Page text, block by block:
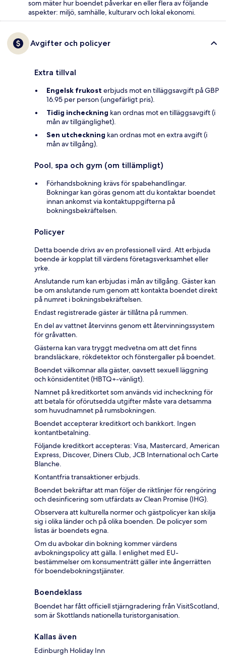
som mäter hur boendet påverkar en eller flera av följande
aspekter: miljö, samhälle, kulturarv och lokal ekonomi.
Avgifter och policyer
Extra tillval
Engelsk frukost erbjuds mot en tilläggsavgift på GBP
16.95 per person (ungefärligt pris).
Tidig incheckning kan ordnas mot en tilläggsavgift (i
mån av tillgänglighet).
Sen utcheckning kan ordnas mot en extra avgift (i
mån av tillgång).
Pool, spa och gym (om tillämpligt)
Förhandsbokning krävs för spabehandlingar.
Bokningar kan göras genom att du kontaktar boendet
innan ankomst via kontaktuppgifterna på
bokningsbekräftelsen.
Policyer
Detta boende drivs av en professionell värd. Att erbjuda
boende är kopplat till värdens företagsverksamhet eller
yrke.
Anslutande rum kan erbjudas i mån av tillgång. Gäster kan
be om anslutande rum genom att kontakta boendet direkt
på numret i bokningsbekräftelsen.
Endast registrerade gäster är tillåtna på rummen.
En del av vattnet återvinns genom ett återvinningssystem
för gråvatten.
Gästerna kan vara tryggt medvetna om att det finns
brandsläckare, rökdetektor och fönstergaller på boendet.
Boendet välkomnar alla gäster, oavsett sexuell läggning
och könsidentitet (HBTQ+-vänligt).
Namnet på kreditkortet som används vid incheckning för
att betala för oförutsedda utgifter måste vara detsamma
som huvudnamnet på rumsbokningen.
Boendet accepterar kreditkort och bankkort. Ingen
kontantbetalning.
Följande kreditkort accepteras: Visa, Mastercard, American
Express, Discover, Diners Club, JCB International och Carte
Blanche.
Kontantfria transaktioner erbjuds.
Boendet bekräftar att man följer de riktlinjer för rengöring
och desinficering som utfärdats av Clean Promise (IHG).
Observera att kulturella normer och gästpolicyer kan skilja
sig i olika länder och på olika boenden. De policyer som
listas är boendets egna.
Om du avbokar din bokning kommer värdens
avbokningspolicy att gälla. I enlighet med EU-
bestämmelser om konsumenträtt gäller inte ångerrätten
för boendebokningstjänster.
Boendeklass
Boendet har fått officiell stjärngradering från VisitScotland,
som är Skottlands nationella turistorganisation.
Kallas även
Edinburgh Holiday Inn